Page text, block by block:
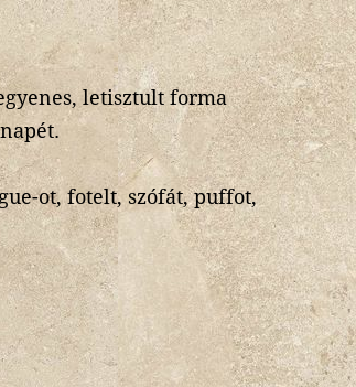
letisztult forma
ot, fotelt, szófát, puffot,